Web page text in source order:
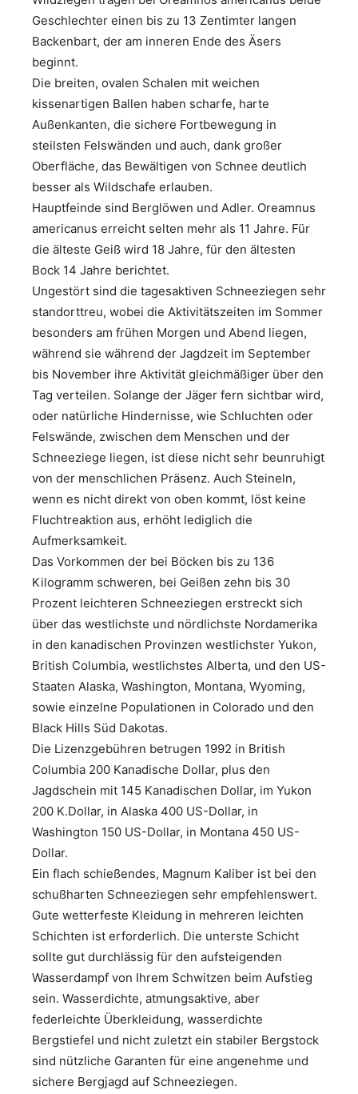
Geschlechter einen bis zu 13 Zentimter langen
Backenbart, der am inneren Ende des Äsers
beginnt.
Die breiten, ovalen Schalen mit weichen
kissenartigen Ballen haben scharfe, harte
Außenkanten, die sichere Fortbewegung in
steilsten Felswänden und auch, dank großer
Oberfläche, das Bewältigen von Schnee deutlich
besser als Wildschafe erlauben.
Hauptfeinde sind Berglöwen und Adler. Oreamnus
americanus erreicht selten mehr als 11 Jahre. Für
die älteste Geiß wird 18 Jahre, für den ältesten
Bock 14 Jahre berichtet.
Ungestört sind die tagesaktiven Schneeziegen sehr
standorttreu, wobei die Aktivitätszeiten im Sommer
besonders am frühen Morgen und Abend liegen,
während sie während der Jagdzeit im September
bis November ihre Aktivität gleichmäßiger über den
Tag verteilen. Solange der Jäger fern sichtbar wird,
oder natürliche Hindernisse, wie Schluchten oder
Felswände, zwischen dem Menschen und der
Schneeziege liegen, ist diese nicht sehr beunruhigt
von der menschlichen Präsenz. Auch Steineln,
wenn es nicht direkt von oben kommt, löst keine
Fluchtreaktion aus, erhöht lediglich die
Aufmerksamkeit.
Das Vorkommen der bei Böcken bis zu 136
Kilogramm schweren, bei Geißen zehn bis 30
Prozent leichteren Schneeziegen erstreckt sich
über das westlichste und nördlichste Nordamerika
in den kanadischen Provinzen westlichster Yukon,
British Columbia, westlichstes Alberta, und den US-
Staaten Alaska, Washington, Montana, Wyoming,
sowie einzelne Populationen in Colorado und den
Black Hills Süd Dakotas.
Die Lizenzgebühren betrugen 1992 in British
Columbia 200 Kanadische Dollar, plus den
Jagdschein mit 145 Kanadischen Dollar, im Yukon
200 K.Dollar, in Alaska 400 US-Dollar, in
Washington 150 US-Dollar, in Montana 450 US-
Dollar.
Ein flach schießendes, Magnum Kaliber ist bei den
schußharten Schneeziegen sehr empfehlenswert.
Gute wetterfeste Kleidung in mehreren leichten
Schichten ist erforderlich. Die unterste Schicht
sollte gut durchlässig für den aufsteigenden
Wasserdampf von Ihrem Schwitzen beim Aufstieg
sein. Wasserdichte, atmungsaktive, aber
federleichte Überkleidung, wasserdichte
Bergstiefel und nicht zuletzt ein stabiler Bergstock
sind nützliche Garanten für eine angenehme und
sichere Bergjagd auf Schneeziegen.